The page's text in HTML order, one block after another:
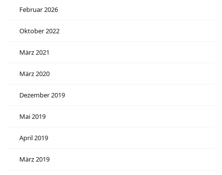
Februar 2026
Oktober 2022
März 2021
März 2020
Dezember 2019
Mai 2019
April 2019
März 2019